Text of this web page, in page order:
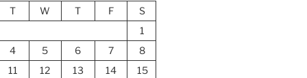
T
W T F
S
1
4
5 6 7
8
11
12 13 14
15